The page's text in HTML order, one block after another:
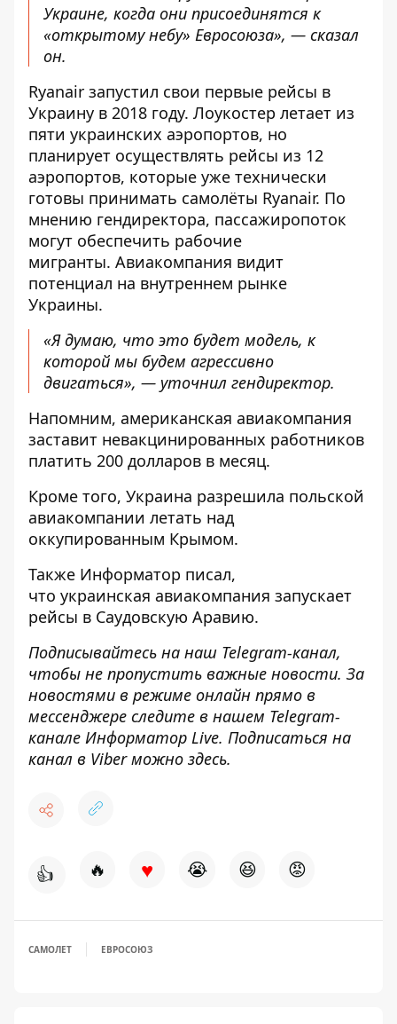
Украине, когда они присоединятся к
«открытому небу» Евросоюза», — сказал
он.
Ryanair запустил свои первые рейсы в
Украину в 2018 году. Лоукостер летает из
пяти украинских аэропортов, но
планирует осуществлять рейсы из 12
аэропортов, которые уже технически
готовы принимать самолёты Ryanair. По
мнению гендиректора, пассажиропоток
могут обеспечить рабочие
мигранты. Авиакомпания видит
потенциал на внутреннем рынке
Украины.
«Я думаю, что это будет модель, к
которой мы будем агрессивно
двигаться», — уточнил гендиректор.
Напомним, американская авиакомпания
заставит невакцинированных работников
платить 200 долларов в месяц.
Кроме того, Украина разрешила польской
авиакомпании летать над
оккупированным Крымом.
Также Информатор писал,
что украинская авиакомпания запускает
рейсы в Саудовскую Аравию.
Подписывайтесь на наш Telegram-канал,
чтобы не пропустить важные новости. За
новостями в режиме онлайн прямо в
мессенджере следите в нашем Telegram-
канале Информатор Live. Подписаться на
канал в Viber можно здесь.
👍 🔥 ♥ 😭 😆 😡
САМОЛЕТ ЕВРОСОЮЗ